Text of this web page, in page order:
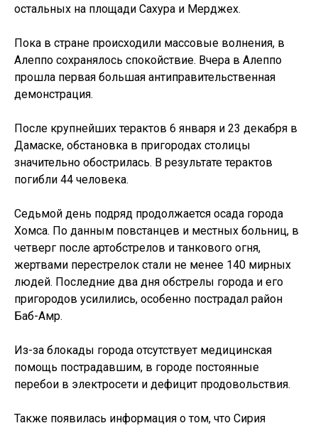
остальных на площади Сахура и Мерджех.
Пока в стране происходили массовые волнения, в
Алеппо сохранялось спокойствие. Вчера в Алеппо
прошла первая большая антиправительственная
демонстрация.
После крупнейших терактов 6 января и 23 декабря в
Дамаске, обстановка в пригородах столицы
значительно обострилась. В результате терактов
погибли 44 человека.
Седьмой день подряд продолжается осада города
Хомса. По данным повстанцев и местных больниц, в
четверг после артобстрелов и танкового огня,
жертвами перестрелок стали не менее 140 мирных
людей. Последние два дня обстрелы города и его
пригородов усилились, особенно пострадал район
Баб-Амр.
Из-за блокады города отсутствует медицинская
помощь пострадавшим, в городе постоянные
перебои в электросети и дефицит продовольствия.
Также появилась информация о том, что Сирия